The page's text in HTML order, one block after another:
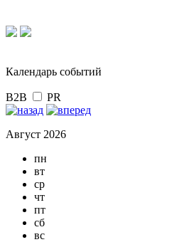
Календарь событий
B2B PR
Август 2026
пн
вт
ср
чт
пт
сб
вс